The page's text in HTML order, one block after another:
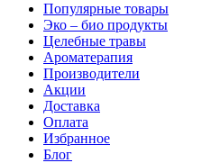
Популярные товары
Эко – био продукты
Целебные травы
Ароматерапия
Производители
Акции
Доставка
Оплата
Избранное
Блог